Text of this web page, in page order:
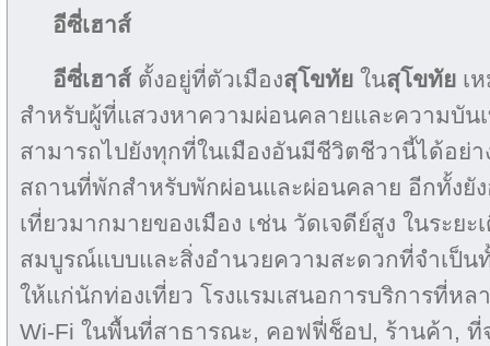
อีซี่เฮาส์
อีซี่เฮาส์ ตั้งอยู่ที่ตัวเมืองสุโขทัย ในสุโขทัย เ
สำหรับผู้ที่แสวงหาความผ่อนคลายและความบัน
สามารถไปยังทุกที่ในเมืองอันมีชีวิตชีวานี้ได้อย่า
สถานที่พักสำหรับพักผ่อนและผ่อนคลาย อีกทั้งยั
เที่ยวมากมายของเมือง เช่น วัดเจดีย์สูง ในระยะ
สมบูรณ์แบบและสิ่งอำนวยความสะดวกที่จำเป็น
ให้แก่นักท่องเที่ยว โรงแรมเสนอการบริการที่หล
Wi-Fi ในพื้นที่สาธารณะ, คอฟฟี่ช็อป, ร้านค้า, ที่